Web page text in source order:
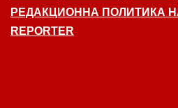
РЕДАКЦИОННА ПОЛИТИКА НА
REPORTER